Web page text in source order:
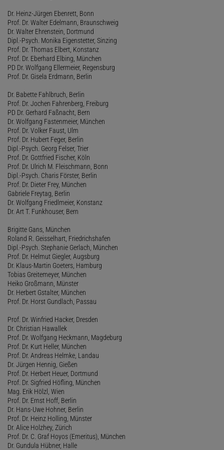
Dr. Heinz-Jürgen Ebenrett, Bonn
Prof. Dr. Walter Edelmann, Braunschweig
Dr. Walter Ehrenstein, Dortmund
Dipl.-Psych. Monika Eigenstetter, Sinzing
Prof. Dr. Thomas Elbert, Konstanz
Prof. Dr. Eberhard Elbing, München
PD Dr. Wolfgang Ellermeier, Regensburg
Prof. Dr. Gisela Erdmann, Berlin
Dr. Babette Fahlbruch, Berlin
Prof. Dr. Jochen Fahrenberg, Freiburg
PD Dr. Gerhard Faßnacht, Bern
Dr. Wolfgang Fastenmeier, München
Prof. Dr. Volker Faust, Ulm
Prof. Dr. Hubert Feger, Berlin
Dipl.-Psych. Georg Felser, Trier
Prof. Dr. Gottfried Fischer, Köln
Prof. Dr. Ulrich M. Fleischmann, Bonn
Dipl.-Psych. Charis Förster, Berlin
Prof. Dr. Dieter Frey, München
Gabriele Freytag, Berlin
Dr. Wolfgang Friedlmeier, Konstanz
Dr. Art T. Funkhouser, Bern
Brigitte Gans, München
Roland R. Geisselhart, Friedrichshafen
Dipl.-Psych. Stephanie Gerlach, München
Prof. Dr. Helmut Giegler, Augsburg
Dr. Klaus-Martin Goeters, Hamburg
Tobias Greitemeyer, München
Heiko Großmann, Münster
Dr. Herbert Gstalter, München
Prof. Dr. Horst Gundlach, Passau
Prof. Dr. Winfried Hacker, Dresden
Dr. Christian Hawallek
Prof. Dr. Wolfgang Heckmann, Magdeburg
Prof. Dr. Kurt Heller, München
Prof. Dr. Andreas Helmke, Landau
Dr. Jürgen Hennig, Gießen
Prof. Dr. Herbert Heuer, Dortmund
Prof. Dr. Sigfried Höfling, München
Mag. Erik Hölzl, Wien
Prof. Dr. Ernst Hoff, Berlin
Dr. Hans-Uwe Hohner, Berlin
Prof. Dr. Heinz Holling, Münster
Dr. Alice Holzhey, Zürich
Prof. Dr. C. Graf Hoyos (Emeritus), München
Dr. Gundula Hübner, Halle